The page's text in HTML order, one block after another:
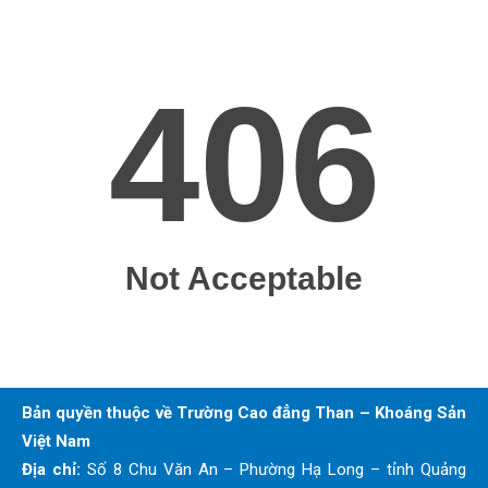
Bản quyền thuộc về Trường Cao đẳng Than – Khoáng Sản
Việt Nam
Địa chỉ: Số 8 Chu Văn An – Phường Hạ Long – tỉnh Quảng